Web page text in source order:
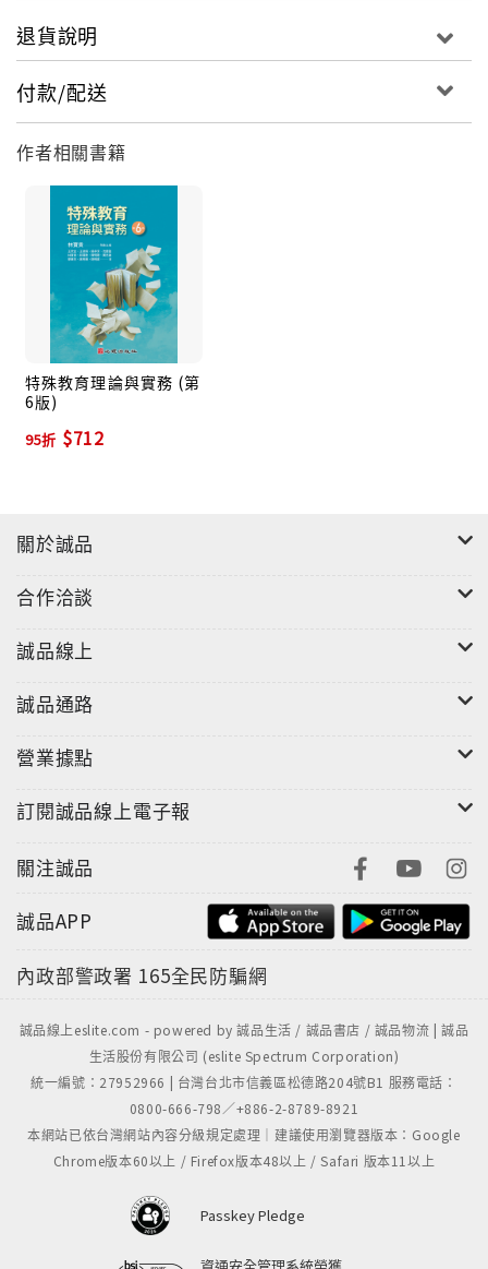
退貨說明
付款/配送
作者相關書籍
特殊教育理論與實務 (第
6版)
95折 $712
關於誠品
合作洽談
誠品線上
誠品通路
營業據點
訂閱誠品線上電子報
關注誠品
誠品APP
內政部警政署 165全民防騙網
誠品線上eslite.com - powered by 誠品生活 / 誠品書店 / 誠品物流 | 誠品
生活股份有限公司 (eslite Spectrum Corporation)
統一編號：27952966 | 台灣台北市信義區松德路204號B1 服務電話：
0800-666-798／+886-2-8789-8921
本網站已依台灣網站內容分級規定處理｜建議使用瀏覽器版本：Google
Chrome版本60以上 / Firefox版本48以上 / Safari 版本11以上
Passkey Pledge